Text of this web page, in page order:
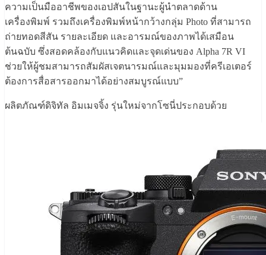
ความเป็นมืออาชีพของเอปสันในฐานะผู้นำตลาดด้าน
เครื่องพิมพ์ รวมถึงเครื่องพิมพ์หน้ากว้างกลุ่ม Photo ที่สามารถ
ถ่ายทอดสีสัน รายละเอียด และอารมณ์ของภาพได้เสมือน
ต้นฉบับ ซึ่งสอดคล้องกับแนวคิดและจุดเด่นของ Alpha 7R VI
ช่วยให้ผู้ชมสามารถสัมผัสเจตนารมณ์และมุมมองที่ครีเอเตอร์
ต้องการสื่อสารออกมาได้อย่างสมบูรณ์แบบ”
ผลิตภัณฑ์ดิจิทัล อิมเมจจิ้ง รุ่นใหม่จากโซนี่ประกอบด้วย